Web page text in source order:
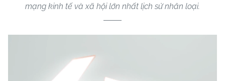
mạng kinh tế và xã hội lớn nhất lịch sử nhân loại.